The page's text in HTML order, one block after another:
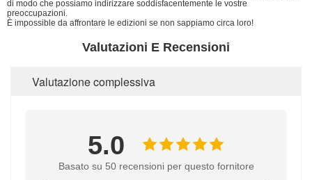
di modo che possiamo indirizzare soddisfacentemente le vostre
preoccupazioni.
È impossible da affrontare le edizioni se non sappiamo circa loro!
Valutazioni E Recensioni
Valutazione complessiva
5.0
Basato su 50 recensioni per questo fornitore